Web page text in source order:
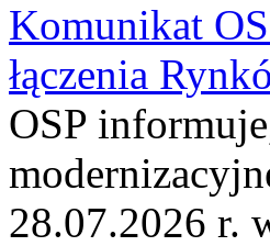
Komunikat
łączenia
OSP
28.07.2026 r.